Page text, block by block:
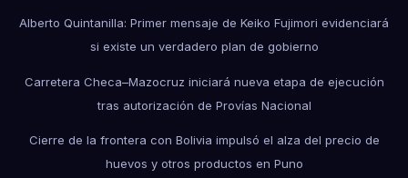
Alberto Quintanilla: Primer mensaje de Keiko Fujimori evidenciará
si existe un verdadero plan de gobierno
Carretera Checa–Mazocruz iniciará nueva etapa de ejecución
tras autorización de Provías Nacional
Cierre de la frontera con Bolivia impulsó el alza del precio de
huevos y otros productos en Puno